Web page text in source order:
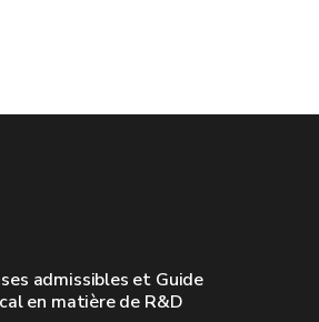
admissibles et Guide
en matière de R&D